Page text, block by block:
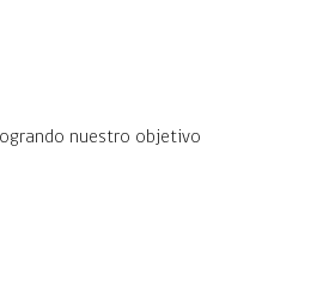
nuestro objetivo